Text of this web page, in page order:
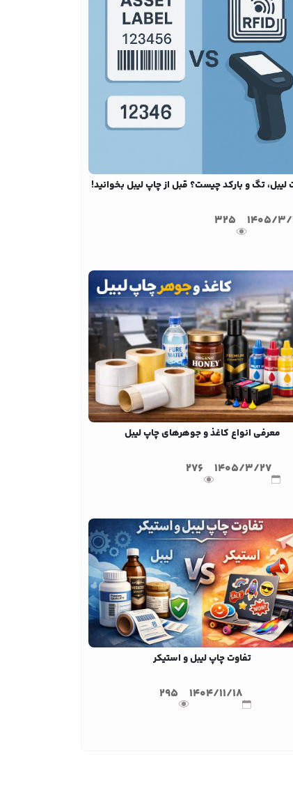
لیبل، تگ و بارکد چیست؟ قبل از چاپ لیبل بخوانید!
1405/
325
معرفی انواع کاغذ و جوهرهای چاپ لیبل
1405/3/27
276
تفاوت چاپ لیبل و استیکر
1404/11/18
295